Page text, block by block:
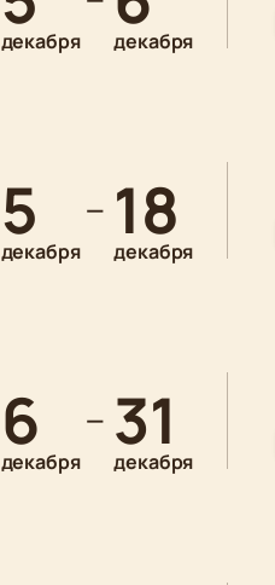
декабря декабря
5
декабря
— 18
декабря
6
декабря
— 31
декабря